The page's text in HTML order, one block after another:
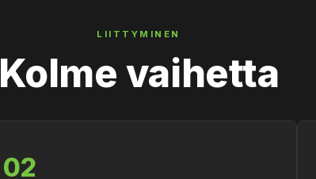
LIITTYMINEN
Kolme vaihetta
02